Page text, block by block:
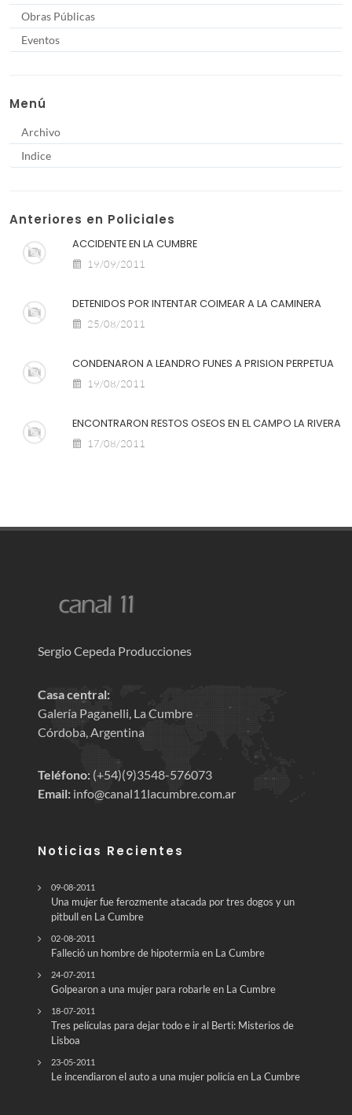
Obras Públicas
Eventos
Menú
Archivo
Indice
Anteriores en Policiales
ACCIDENTE EN LA CUMBRE
19/09/2011
DETENIDOS POR INTENTAR COIMEAR A LA CAMINERA
25/08/2011
CONDENARON A LEANDRO FUNES A PRISION PERPETUA
19/08/2011
ENCONTRARON RESTOS OSEOS EN EL CAMPO LA RIVERA
17/08/2011
Sergio Cepeda Producciones
Casa central:
Galería Paganelli, La Cumbre
Córdoba, Argentina
Teléfono: (+54)(9)3548-576073
Email: info@canal11lacumbre.com.ar
Noticias Recientes
09-08-2011
Una mujer fue ferozmente atacada por tres dogos y un
pitbull en La Cumbre
02-08-2011
Falleció un hombre de hipotermia en La Cumbre
24-07-2011
Golpearon a una mujer para robarle en La Cumbre
18-07-2011
Tres películas para dejar todo e ir al Berti: Misterios de
Lisboa
23-05-2011
Le incendiaron el auto a una mujer policía en La Cumbre